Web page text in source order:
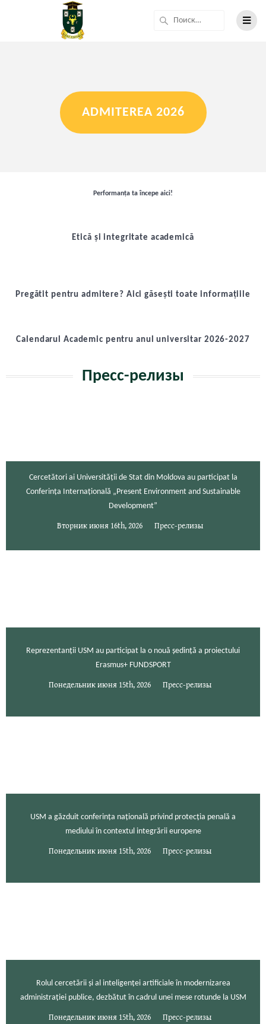
ADMITEREA 2026
Performanța ta începe aici!
Etică și integritate academică
Pregătit pentru admitere? Aici găsești toate informațiile
Calendarul Academic pentru anul universitar 2026-2027
Пресс-релизы
Cercetători ai Universității de Stat din Moldova au participat la
Conferința Internațională „Present Environment and Sustainable
Development”
Вторник июня 16th, 2026 Пресс-релизы
Reprezentanții USM au participat la o nouă ședință a proiectului
Erasmus+ FUNDSPORT
Понедельник июня 15th, 2026 Пресс-релизы
USM a găzduit conferința națională privind protecția penală a
mediului în contextul integrării europene
Понедельник июня 15th, 2026 Пресс-релизы
Rolul cercetării și al inteligenței artificiale în modernizarea
administrației publice, dezbătut în cadrul unei mese rotunde la USM
Понедельник июня 15th, 2026 Пресс-релизы